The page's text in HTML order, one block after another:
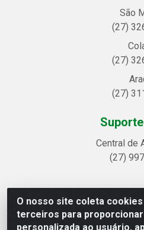
O nosso site coleta
terceiros para
personalizada ao usuário,
São
(27)
(27)
(27)
Central de
(27)
Linhavix Distribuidora LTDA
Quadra314 Lote 05 e 07 -